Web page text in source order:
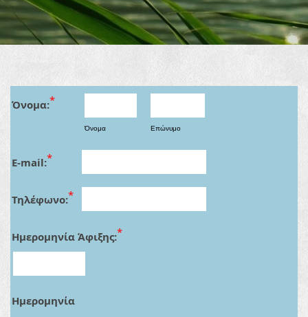
Όνομα:*
Όνομα Επώνυμο
E-mail:*
Τηλέφωνο:*
Ημερομηνία Άφιξης:*
Ημερομηνία